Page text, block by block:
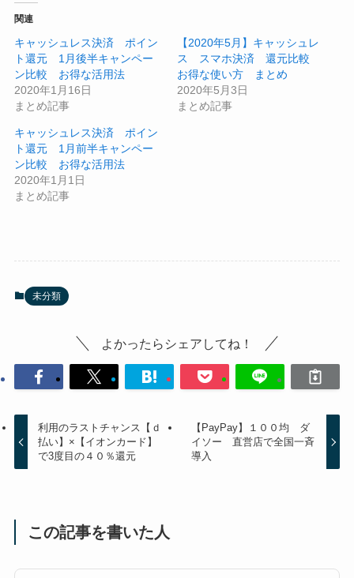
関連
キャッシュレス決済 ポイン
ト還元 1月後半キャンペー
ン比較 お得な活用法
2020年1月16日
まとめ記事
【2020年5月】キャッシュレ
ス スマホ決済 還元比較
お得な使い方 まとめ
2020年5月3日
まとめ記事
キャッシュレス決済 ポイン
ト還元 1月前半キャンペー
ン比較 お得な活用法
2020年1月1日
まとめ記事
未分類
よかったらシェアしてね！
利用のラストチャンス【ｄ
払い】×【イオンカード】
で3度目の４０％還元
【PayPay】１００均 ダ
イソー 直営店で全国一斉
導入
この記事を書いた人